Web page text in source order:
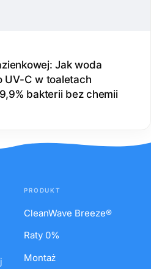
Jak woda
UV-C w toaletach
bakterii bez chemii
PRODUKT
CleanWave Breeze®
Raty 0%
Montaż